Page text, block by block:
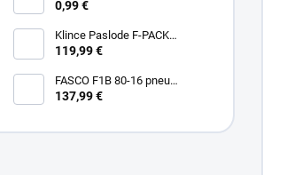
Lithium
0,99 €
Klince Paslode F-PACK
2,8x63mm Konvex BR,
119,99 €
FASCO F1B 80-16 pneu
sponkovačka
137,99 €